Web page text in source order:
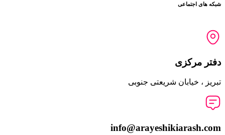
شبکه های اجتماعی
دفتر مرکزی
تبریز ، خیابان شریعتی جنوبی
info@arayeshikiarash.com